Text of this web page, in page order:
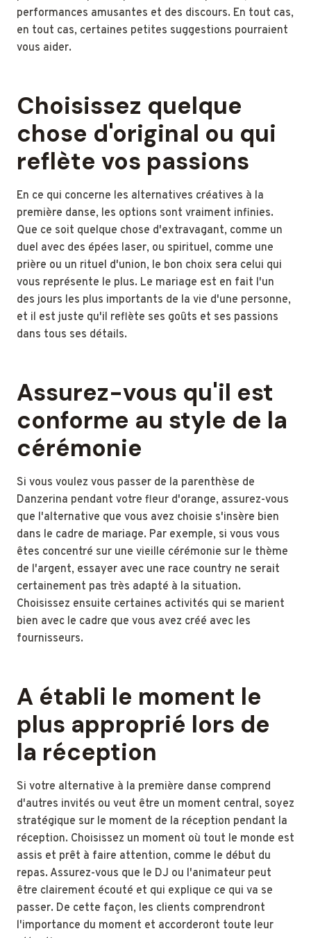
performances amusantes et des discours. En tout cas,
en tout cas, certaines petites suggestions pourraient
vous aider.
Choisissez quelque
chose d'original ou qui
reflète vos passions
En ce qui concerne les alternatives créatives à la
première danse, les options sont vraiment infinies.
Que ce soit quelque chose d'extravagant, comme un
duel avec des épées laser, ou spirituel, comme une
prière ou un rituel d'union, le bon choix sera celui qui
vous représente le plus. Le mariage est en fait l'un
des jours les plus importants de la vie d'une personne,
et il est juste qu'il reflète ses goûts et ses passions
dans tous ses détails.
Assurez-vous qu'il est
conforme au style de la
cérémonie
Si vous voulez vous passer de la parenthèse de
Danzerina pendant votre fleur d'orange, assurez-vous
que l'alternative que vous avez choisie s'insère bien
dans le cadre de mariage. Par exemple, si vous vous
êtes concentré sur une vieille cérémonie sur le thème
de l'argent, essayer avec une race country ne serait
certainement pas très adapté à la situation.
Choisissez ensuite certaines activités qui se marient
bien avec le cadre que vous avez créé avec les
fournisseurs.
A établi le moment le
plus approprié lors de
la réception
Si votre alternative à la première danse comprend
d'autres invités ou veut être un moment central, soyez
stratégique sur le moment de la réception pendant la
réception. Choisissez un moment où tout le monde est
assis et prêt à faire attention, comme le début du
repas. Assurez-vous que le DJ ou l'animateur peut
être clairement écouté et qui explique ce qui va se
passer. De cette façon, les clients comprendront
l'importance du moment et accorderont toute leur